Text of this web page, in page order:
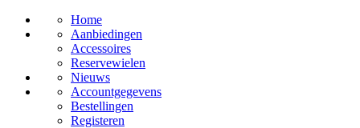
Home
Aanbiedingen
Accessoires
Reservewielen
Nieuws
Accountgegevens
Bestellingen
Registeren